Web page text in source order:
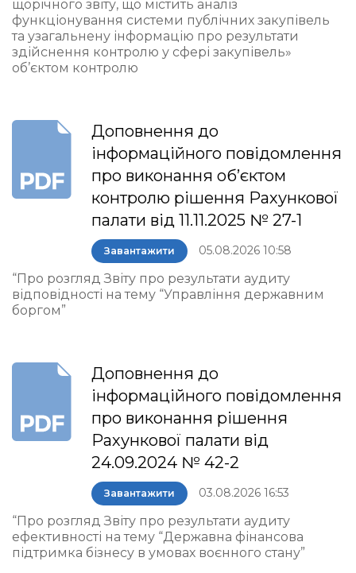
щорічного звіту, що містить аналіз
функціонування системи публічних закупівель
та узагальнену інформацію про результати
здійснення контролю у сфері закупівель»
об’єктом контролю
Доповнення до
інформаційного повідомлення
про виконання об’єктом
контролю рішення Рахункової
палати від 11.11.2025 № 27-1
Завантажити 05.08.2026 10:58
“Про розгляд Звіту про результати аудиту
відповідності на тему “Управління державним
боргом”
Доповнення до
інформаційного повідомлення
про виконання рішення
Рахункової палати від
24.09.2024 № 42-2
Завантажити 03.08.2026 16:53
“Про розгляд Звіту про результати аудиту
ефективності на тему “Державна фінансова
підтримка бізнесу в умовах воєнного стану”